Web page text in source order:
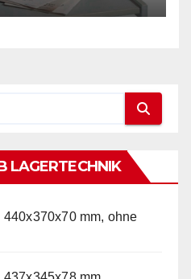
LAGERTECHNIK
mm, ohne